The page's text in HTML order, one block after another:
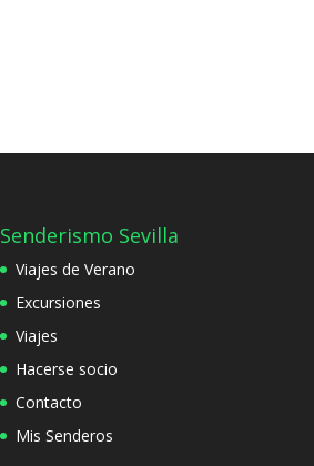
Senderismo Sevilla
Viajes de Verano
Excursiones
Viajes
Hacerse socio
Contacto
Mis Senderos